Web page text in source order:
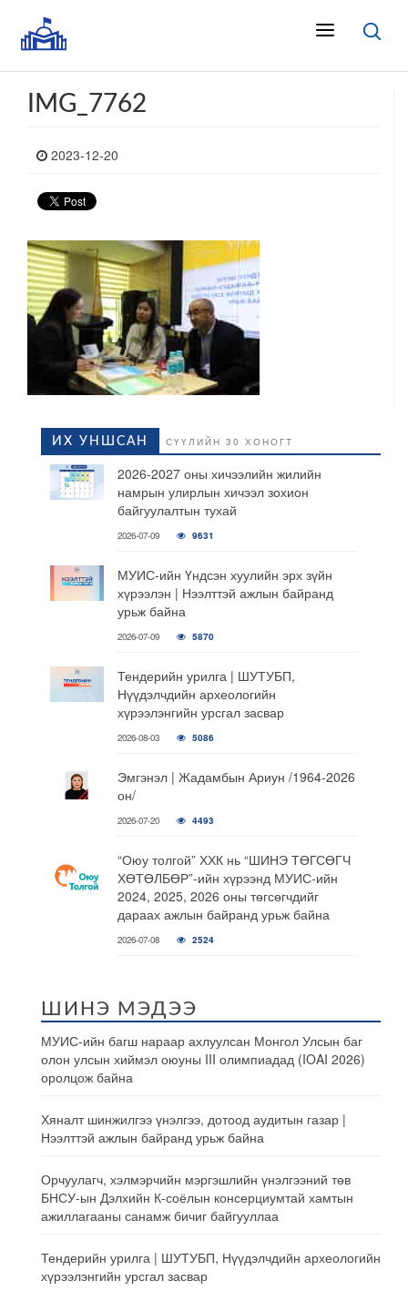
IMG_7762
2023-12-20
ИХ УНШСАН СҮҮЛИЙН 30 ХОНОГТ
2026-2027 оны хичээлийн жилийн
намрын улирлын хичээл зохион
байгуулалтын тухай
2026-07-09 9631
МУИС-ийн Үндсэн хуулийн эрх зүйн
хүрээлэн | Нээлттэй ажлын байранд
урьж байна
2026-07-09 5870
Тендерийн урилга | ШУТУБП,
Нүүдэлчдийн археологийн
хүрээлэнгийн урсгал засвар
2026-08-03 5086
Эмгэнэл | Жадамбын Ариун /1964-2026
он/
2026-07-20 4493
“Оюу толгой” ХХК нь “ШИНЭ ТӨГСӨГЧ
ХӨТӨЛБӨР”-ийн хүрээнд МУИС-ийн
2024, 2025, 2026 оны төгсөгчдийг
дараах ажлын байранд урьж байна
2026-07-08 2524
ШИНЭ МЭДЭЭ
МУИС-ийн багш нараар ахлуулсан Монгол Улсын баг
олон улсын хиймэл оюуны III олимпиадад (IOAI 2026)
оролцож байна
Хяналт шинжилгээ үнэлгээ, дотоод аудитын газар |
Нээлттэй ажлын байранд урьж байна
Орчуулагч, хэлмэрчийн мэргэшлийн үнэлгээний төв
БНСУ-ын Дэлхийн К-соёлын консерциумтай хамтын
ажиллагааны санамж бичиг байгууллаа
Тендерийн урилга | ШУТУБП, Нүүдэлчдийн археологийн
хүрээлэнгийн урсгал засвар